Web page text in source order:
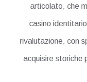
articolato, che
casino
rivalutazione, con
acquisire storiche